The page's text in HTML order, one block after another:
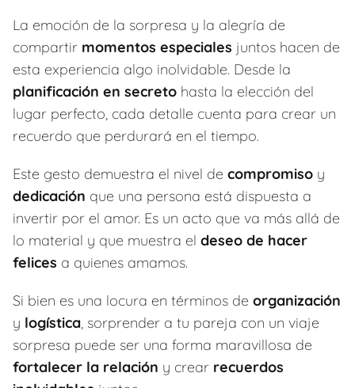
La emoción de la sorpresa y la alegría de
compartir momentos especiales juntos hacen de
esta experiencia algo inolvidable. Desde la
planificación en secreto hasta la elección del
lugar perfecto, cada detalle cuenta para crear un
recuerdo que perdurará en el tiempo.
Este gesto demuestra el nivel de compromiso y
dedicación que una persona está dispuesta a
invertir por el amor. Es un acto que va más allá de
lo material y que muestra el deseo de hacer
felices a quienes amamos.
Si bien es una locura en términos de organización
y logística, sorprender a tu pareja con un viaje
sorpresa puede ser una forma maravillosa de
fortalecer la relación y crear recuerdos